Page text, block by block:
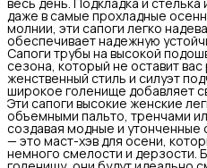
даже в самые прохладные
молнии, эти сапоги легко
обеспечивает надежную
Сапоги трубы на высокой
сезона, который не оставит
женственный стиль и силуэт
широкое голенище добавляет
Эти сапоги высокие женские
объемными пальто, тренчами
создавая модные и
— это маст-хэв для осени,
немного смелости и дерзости.